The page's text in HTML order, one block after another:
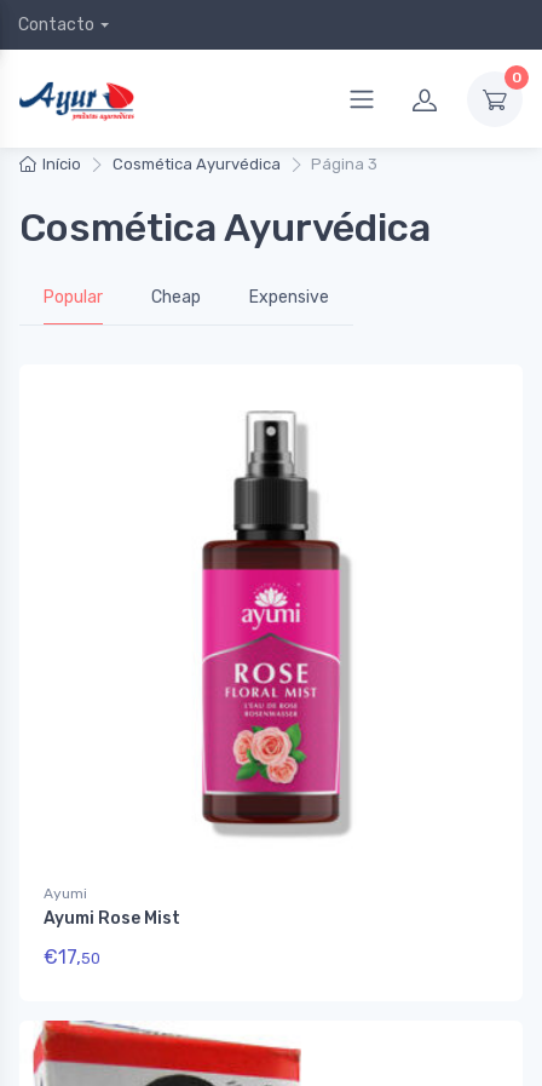
Contacto
0
Início Cosmética Ayurvédica Página 3
Cosmética Ayurvédica
Popular Cheap Expensive
Ayumi
Ayumi Rose Mist
€17,50